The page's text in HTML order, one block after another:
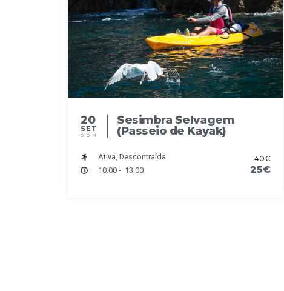
20
SET
DOM
Sesimbra Selvagem
(Passeio de Kayak)
Ativa, Descontraída
10:00 - 13:00
40€
25€